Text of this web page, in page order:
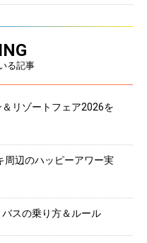
る記事
リゾートフェア2026を
周辺のハッピーアワー実
スの乗り方＆ルール